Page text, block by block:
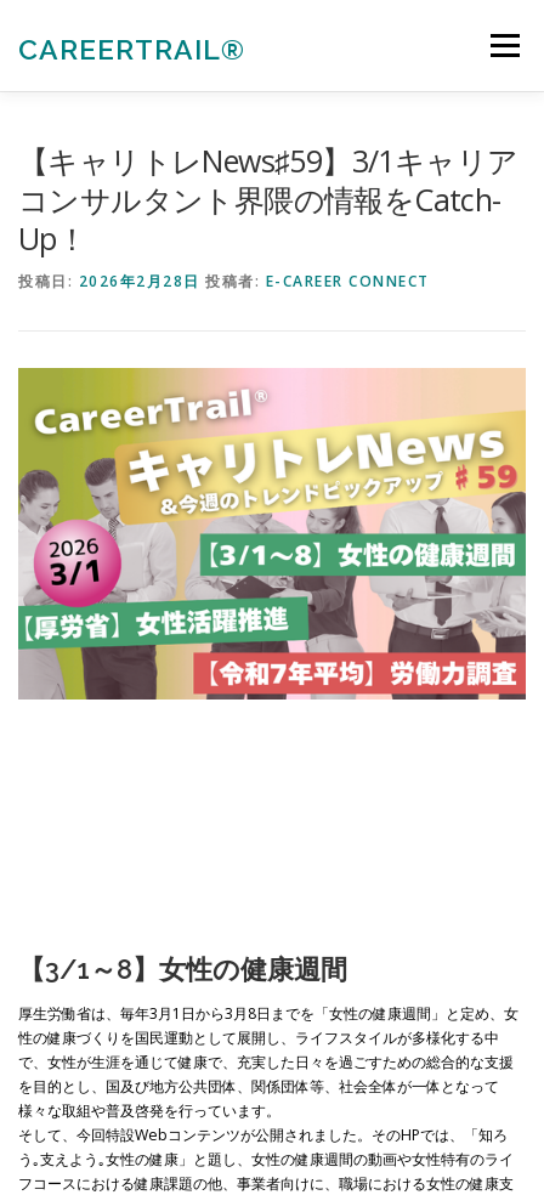
CAREERTRAIL® メニュー
法人向けサービス
【キャリトレNews♯59】3/1キャリア
コンサルタント界隈の情報をCatch-
Up！
投稿日: 2026年2月28日 投稿者: E-CAREER CONNECT
【3/1～8】女性の健康週間
厚生労働省は、毎年3月1日から3月8日までを「女性の健康週間」と定め、女
性の健康づくりを国民運動として展開し、ライフスタイルが多様化する中
で、女性が生涯を通じて健康で、充実した日々を過ごすための総合的な支援
を目的とし、国及び地方公共団体、関係団体等、社会全体が一体となって
様々な取組や普及啓発を行っています。
そして、今回特設Webコンテンツが公開されました。そのHPでは、「知ろ
う｡支えよう｡女性の健康」と題し、女性の健康週間の動画や女性特有のライ
フコースにおける健康課題の他、事業者向けに、職場における女性の健康支